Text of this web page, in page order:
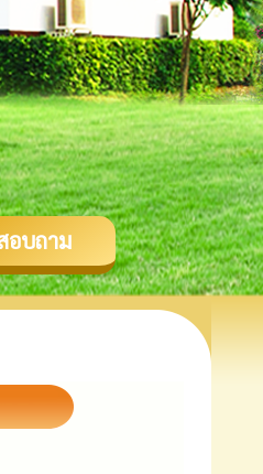
อบถาม